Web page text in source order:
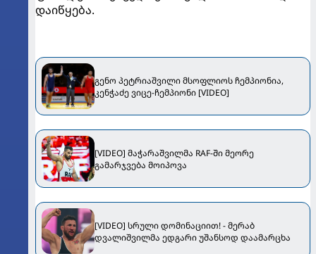
დაიწყება.
გენო პეტრიაშვილი მსოფლიოს ჩემპიონია,
კენჭაძე ვიცე-ჩემპიონი [VIDEO]
[VIDEO] მაჭარაშვილმა RAF-ში მეორე
გამარჯვება მოიპოვა
[VIDEO] სრული დომინაციით! - მერაბ
დვალიშვილმა ედგარი უშანსოდ დაამარცხა